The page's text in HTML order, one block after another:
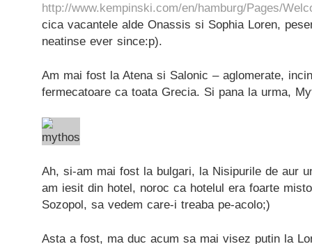
http://www.kempinski.com/en/hamburg/Pages/
cica vacantele alde Onassis si Sophia Loren,
neatinse ever since:p).
Am mai fost la Atena si Salonic – aglomerate,
fermecatoare ca toata Grecia. Si pana la urma,
Ah, si-am mai fost la bulgari, la Nisipurile de aur
am iesit din hotel, noroc ca hotelul era foarte
Sozopol, sa vedem care-i treaba pe-acolo;)
Asta a fost, ma duc acum sa mai visez putin la